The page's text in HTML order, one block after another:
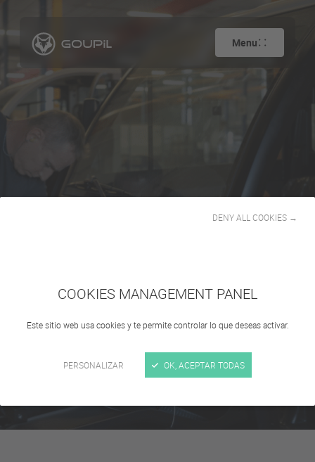
COOKIES MANAGEMENT PANEL
Este sitio web usa cookies y te permite controlar lo que deseas activar.
PERSONALIZAR
DENY ALL COOKIES →
OK, ACEPTAR TODAS
Menu